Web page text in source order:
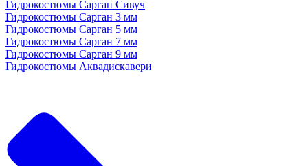
Гидрокостюмы Сарган Сивуч
Гидрокостюмы Сарган 3 мм
Гидрокостюмы Сарган 5 мм
Гидрокостюмы Сарган 7 мм
Гидрокостюмы Сарган 9 мм
Гидрокостюмы Аквадискавери